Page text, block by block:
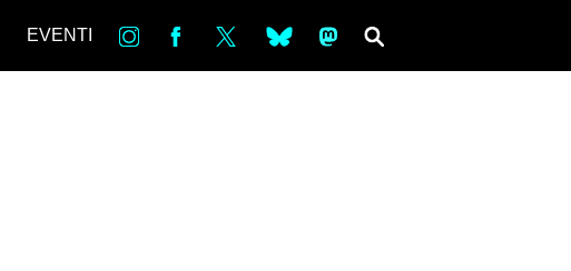
EVENTI in bsky ms